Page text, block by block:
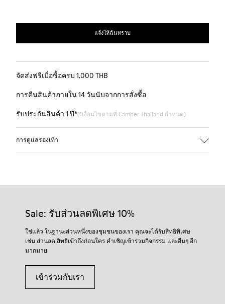
แจ้งให้ฉันทราบ
จัดส่งฟรีเมื่อซื้อครบ 1,000 THB
การคืนสินค้าภายใน 14 วันนับจากการสั่งซื้อ
รับประกันสินค้า 1 ปี*(*เงื่อนไขตามที่ Camper Thailand กำหนด)
การดูแลรองเท้า
Sale: รับส่วนลดพิเศษ 10%
ใช่แล้ว ในฐานะส่วนหนึ่งของชุมชนของเรา คุณจะได้รับสิทธิพิเศษ
เช่น ส่วนลด สิทธิเข้าถึงก่อนใคร คำเชิญเข้าร่วมกิจกรรม และอื่นๆ อีก
มากมาย
เข้าร่วมกับเรา